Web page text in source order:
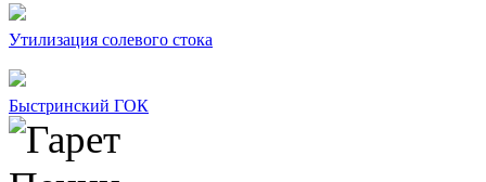
Утилизация солевого стока
Быстринский ГОК